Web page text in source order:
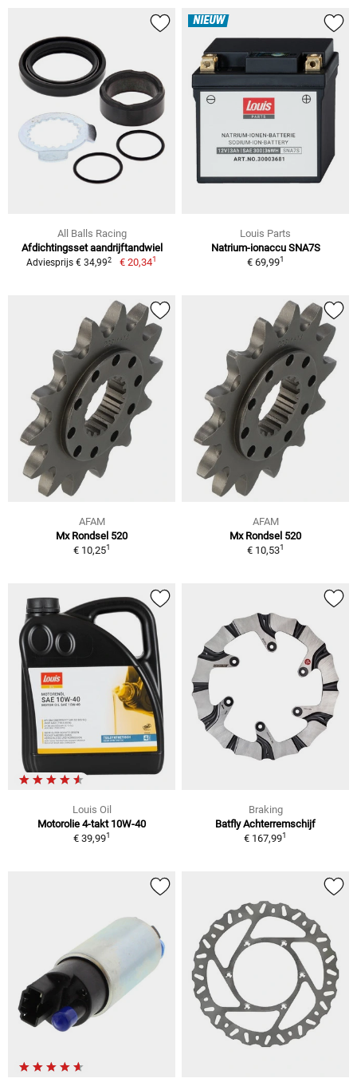
All Balls Racing
Afdichtingsset aandrijftandwiel
Adviesprijs € 34,992 € 20,341
NIEUW
Louis Parts
Natrium-ionaccu SNA7S
€ 69,991
AFAM
Mx Rondsel 520
€ 10,251
AFAM
Mx Rondsel 520
€ 10,531
Louis Oil
Motorolie 4-takt 10W-40
€ 39,991
Braking
Batfly Achterremschijf
€ 167,991